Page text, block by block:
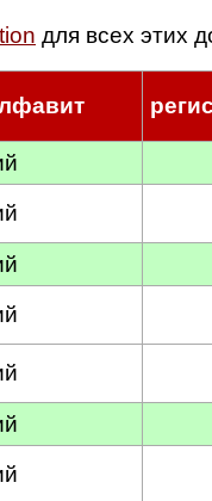
для всех этих